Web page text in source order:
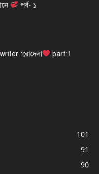
পর্ব- ১
writer :রোদেলা part:1
101
91
90